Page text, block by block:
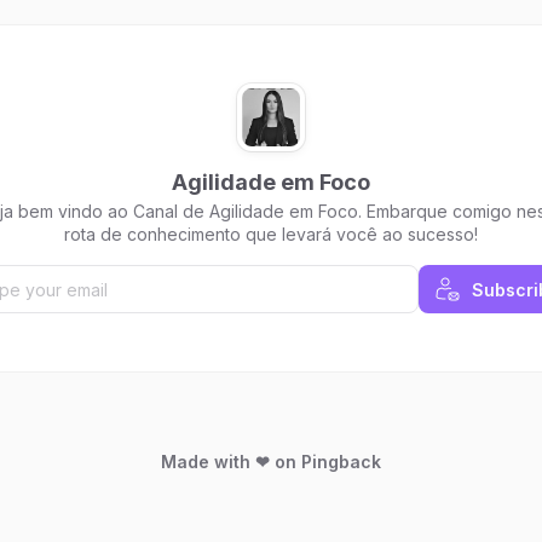
Agilidade em Foco
bem vindo ao Canal de Agilidade em Foco. Embarque comigo
rota de conhecimento que levará você ao sucesso!
Made with ❤ on Pingback